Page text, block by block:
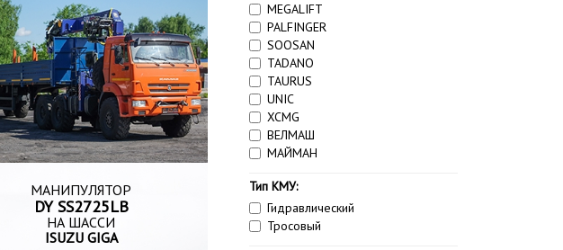
МАНИПУЛЯТОР
DY SS2725LB
НА ШАССИ
ISUZU GIGA
MEGALIFT
PALFINGER
SOOSAN
TADANO
TAURUS
UNIC
XCMG
ВЕЛМАШ
МАЙМАН
Тип КМУ:
Гидравлический
Тросовый